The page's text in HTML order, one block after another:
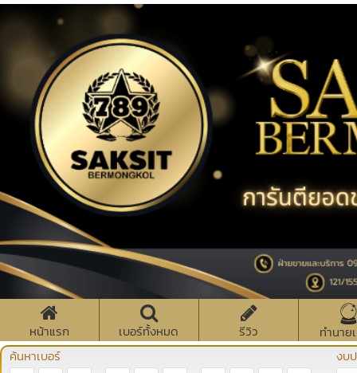
หน้าแรก เบอร์ทั้งหมด รีวิว
ทำนาย
ค้นหาเบอร์
งบ